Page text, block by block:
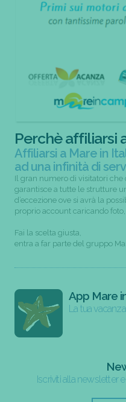
Perchè affiliarsi
Affiliarsi a Mare in
ad una infinità di
Il gran numero di visitatori
garantisce a tutte le strutture
d’eccezione ove si avrà la
proprio account caricando foto,
Fai la scelta giusta,
entra a far parte del gruppo
App Mare
La tua
Iscriviti alla newsletter